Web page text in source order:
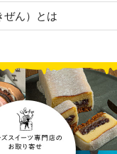
ぜん）とは